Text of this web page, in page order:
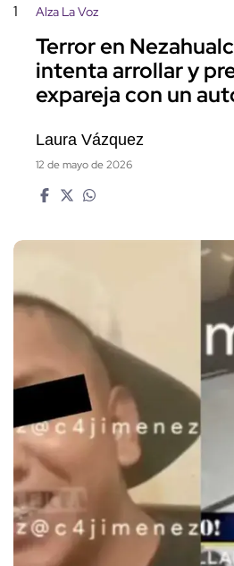
1 Alza La Voz
Terror en
intenta arrollar y
expareja con un
Laura Vázquez
12 de mayo de 2026